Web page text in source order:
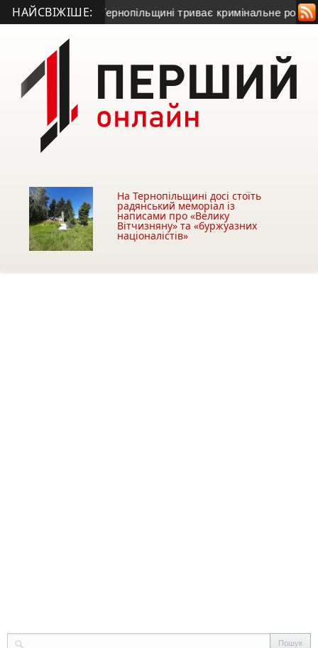
НАЙСВІЖІШЕ:
Серет: на Тернопільщині триває кримінальне
На Тернопільщині досі стоїть
радянський меморіал із
написами про «Велику
Вітчизняну» та «буржуазних
націоналістів»